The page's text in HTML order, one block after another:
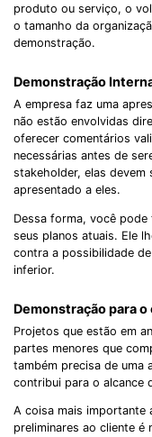
produto ou serviço, o
o tamanho da
demonstração.
Demonstração
A empresa faz uma
não estão envolvidas
oferecer comentários
necessárias antes de
stakeholder, elas
apresentado a eles.
Dessa forma, você
seus planos atuais. Ele
contra a possibilidade
inferior.
Demonstração para
Projetos que estão em
partes menores que
também precisa de uma
contribui para o alcance
A coisa mais importante
preliminares ao cliente é